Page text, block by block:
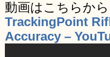
動画はこちらから
TrackingPoint
Accuracy –